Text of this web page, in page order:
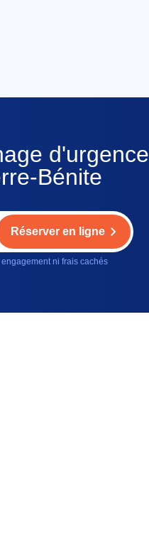
d'urgence
Bénite
Réserver en ligne
ni frais cachés